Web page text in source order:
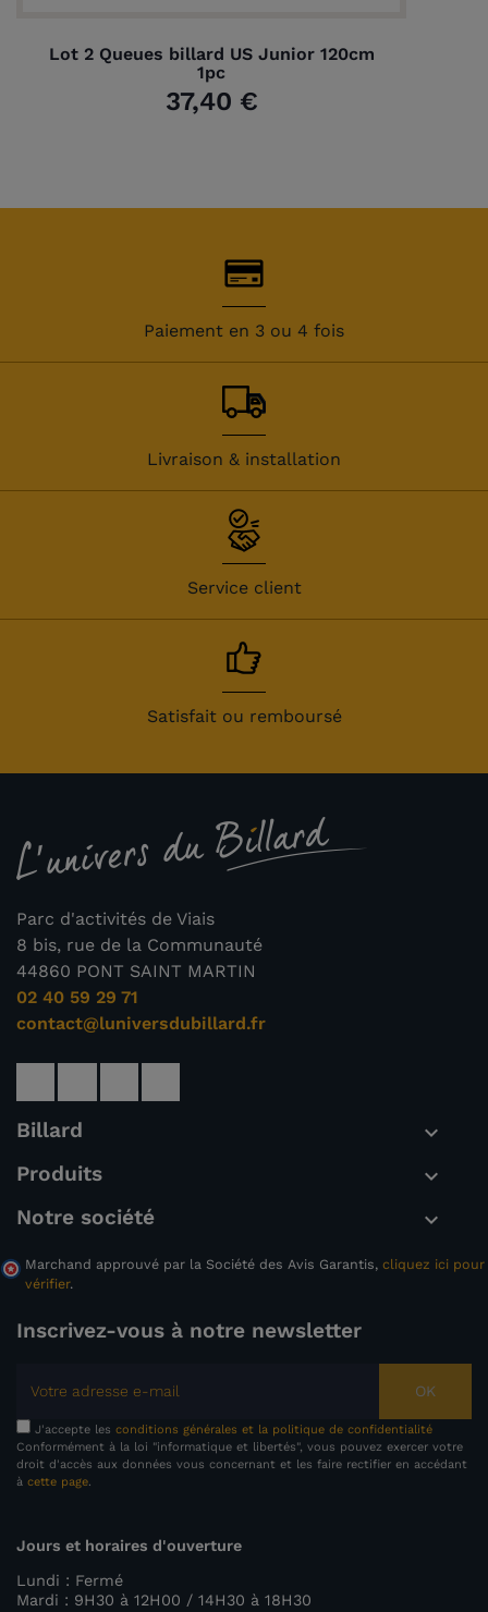
Lot 2 Queues billard US Junior 120cm
1pc
37,40 €
Paiement en 3 ou 4 fois
Livraison & installation
Service client
Satisfait ou remboursé
Parc d'activités de Viais
8 bis, rue de la Communauté
44860 PONT SAINT MARTIN
02 40 59 29 71
contact@luniversdubillard.fr
Billard 
Produits 
Notre société 
Marchand approuvé par la Société des Avis Garantis, cliquez ici pour
vérifier.
Inscrivez-vous à notre newsletter
OK
J'accepte les conditions générales et la politique de confidentialité
Conformément à la loi "informatique et libertés", vous pouvez exercer votre
droit d'accès aux données vous concernant et les faire rectifier en accédant
à cette page.
Jours et horaires d'ouverture
Lundi : Fermé
Mardi : 9H30 à 12H00 / 14H30 à 18H30